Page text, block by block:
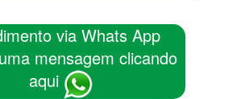
via Whats App
mensagem clicando
aqui